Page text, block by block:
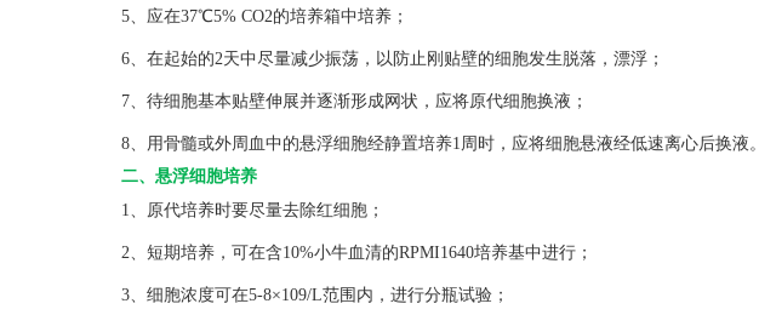
5、应在37℃5% CO2的培养箱中培养；
6、在起始的2天中尽量减少振荡，以防止刚贴壁的细胞发生脱落，漂浮；
7、待细胞基本贴壁伸展并逐渐形成网状，应将原代细胞换液；
8、用骨髓或外周血中的悬浮细胞经静置培养1周时，应将细胞悬液经低速离心后换液。
二、悬浮细胞培养
1、原代培养时要尽量去除红细胞；
2、短期培养，可在含10%小牛血清的RPMI1640培养基中进行；
3、细胞浓度可在5-8×109/L范围内，进行分瓶试验；